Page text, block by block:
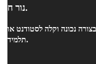
נור ח.
נכונה וקלה לסטודנט או
תלמיד.